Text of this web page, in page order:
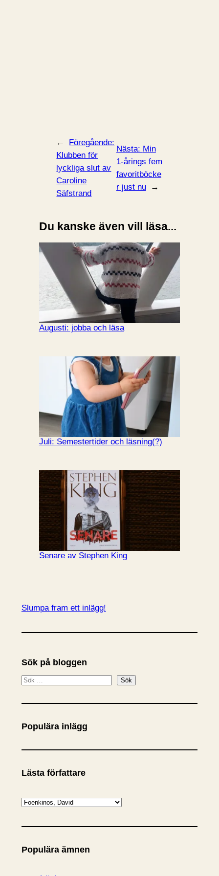
←
Föregående:
Klubben för
lyckliga slut av
Caroline
Säfstrand
Nästa: Min
1-årings fem
favoritböcke
r just nu
→
Du kanske även vill läsa...
Augusti: jobba och läsa
Juli: Semestertider och läsning(?)
Senare av Stephen King
Slumpa fram ett inlägg!
Sök på bloggen
S
k
Sök
Populära inlägg
Lästa författare
K
t
g
Populära ämnen